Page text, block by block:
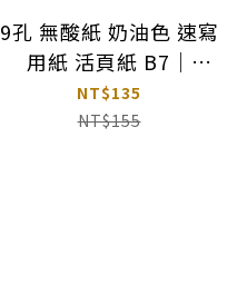
9孔 無酸紙 奶油色 速寫
用紙 活頁紙 B7｜
MARUMAN 日本
NT$135
NT$155